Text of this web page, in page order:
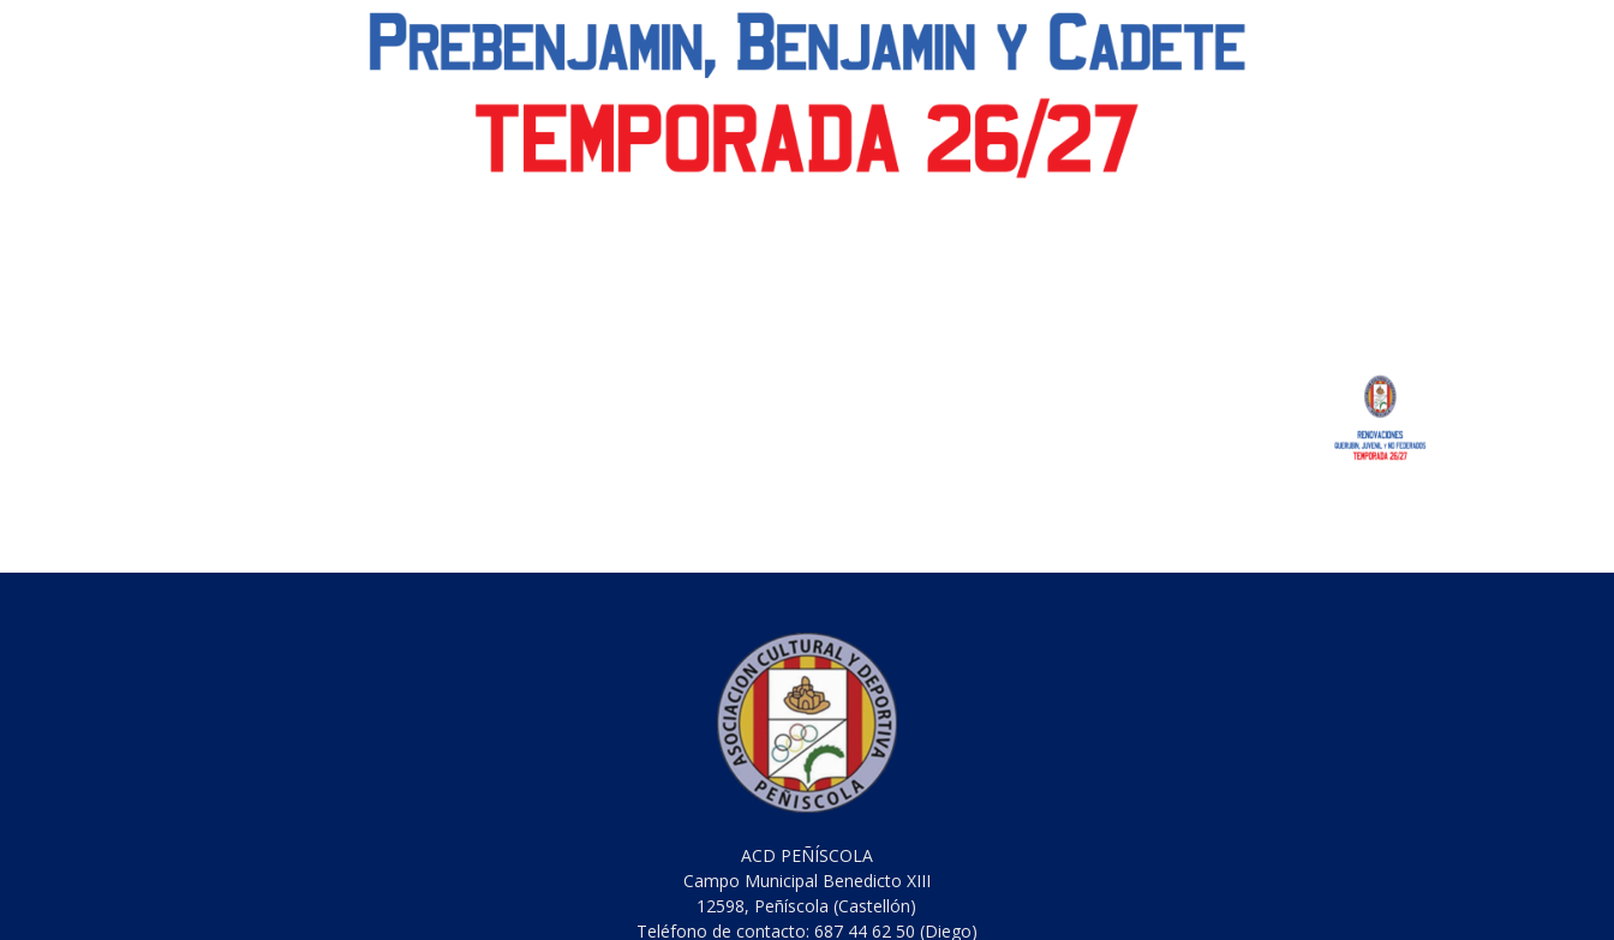
ACD PEÑÍSCOLA
Campo Municipal Benedicto XIII
12598, Peñíscola (Castellón)
Teléfono de contacto: 687 44 62 50 (Diego)